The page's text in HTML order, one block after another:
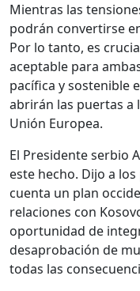
Mientras las
podrán convertirse
Por lo tanto, es
aceptable para
pacífica y sostenible
abrirán las puertas a
Unión Europea.
El Presidente serbio
este hecho. Dijo a
cuenta un plan
relaciones con
oportunidad de
desaprobación de
todas las